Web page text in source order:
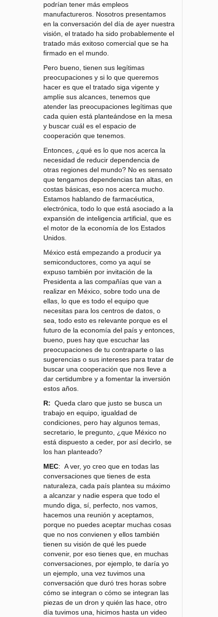
podrían tener más empleos
manufactureros. Nosotros presentamos
en la conversación del día de ayer nuestra
visión, el tratado ha sido probablemente el
tratado más exitoso comercial que se ha
firmado en el mundo.
Pero bueno, tienen sus legítimas
preocupaciones y si lo que queremos
hacer es que el tratado siga vigente y
amplíe sus alcances, tenemos que
atender las preocupaciones legítimas que
cada quien está planteándose en la mesa
y buscar cuál es el espacio de
cooperación que tenemos.
Entonces, ¿qué es lo que nos acerca la
necesidad de reducir dependencia de
otras regiones del mundo? No es sensato
que tengamos dependencias tan altas, en
costas básicas, eso nos acerca mucho.
Estamos hablando de farmacéutica,
electrónica, todo lo que está asociado a la
expansión de inteligencia artificial, que es
el motor de la economía de los Estados
Unidos.
México está empezando a producir ya
semiconductores, como ya aquí se
expuso también por invitación de la
Presidenta a las compañías que van a
realizar en México, sobre todo una de
ellas, lo que es todo el equipo que
necesitas para los centros de datos, o
sea, todo esto es relevante porque es el
futuro de la economía del país y entonces,
bueno, pues hay que escuchar las
preocupaciones de tu contraparte o las
sugerencias o sus intereses para tratar de
buscar una cooperación que nos lleve a
dar certidumbre y a fomentar la inversión
estos años.
R: Queda claro que justo se busca un
trabajo en equipo, igualdad de
condiciones, pero hay algunos temas,
secretario, le pregunto, ¿que México no
está dispuesto a ceder, por así decirlo, se
los han planteado?
MEC: A ver, yo creo que en todas las
conversaciones que tienes de esta
naturaleza, cada país plantea su máximo
a alcanzar y nadie espera que todo el
mundo diga, sí, perfecto, nos vamos,
hacemos una reunión y aceptamos,
porque no puedes aceptar muchas cosas
que no nos convienen y ellos también
tienen su visión de qué les puede
convenir, por eso tienes que, en muchas
conversaciones, por ejemplo, te daría yo
un ejemplo, una vez tuvimos una
conversación que duró tres horas sobre
cómo se integran o cómo se integran las
piezas de un dron y quién las hace, otro
día tuvimos una, hicimos hasta un video